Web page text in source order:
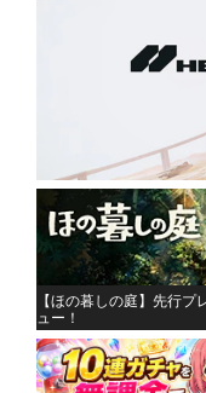
【ほの暮しの庭】先行プ
ュー！